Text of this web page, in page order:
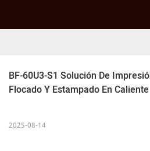
BF-60U3-S1 Solución De
Flocado Y Estampado En Caliente
2025-08-14